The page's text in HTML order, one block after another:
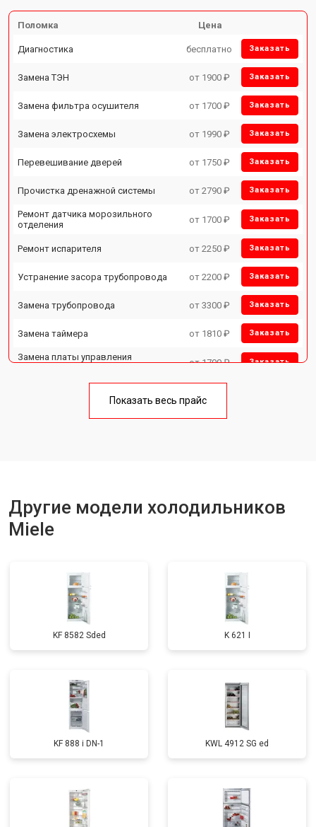
Поломка Цена
Диагностика бесплатно Заказать
Замена ТЭН от 1900 ₽ Заказать
Замена фильтра осушителя от 1700 ₽ Заказать
Замена электросхемы от 1990 ₽ Заказать
Перевешивание дверей от 1750 ₽ Заказать
Прочистка дренажной системы от 2790 ₽ Заказать
Ремонт датчика морозильного
отделения
от 1700 ₽ Заказать
Ремонт испарителя от 2250 ₽ Заказать
Устранение засора трубопровода от 2200 ₽ Заказать
Замена трубопровода от 3300 ₽ Заказать
Замена таймера от 1810 ₽ Заказать
Замена платы управления
от 1700 ₽ Заказать
Ремонт/замена датчика
Замена термостата от 1700 ₽
Замена нагревателя испарителя от 2550 ₽ Заказать
Замена нагревателя оттайки
Устранение утечки хладагента от 1900 ₽
Показать весь прайс
Другие модели холодильников
Miele
KF 8582 Sded K 621 I
KF 888 i DN-1 KWL 4912 SG ed